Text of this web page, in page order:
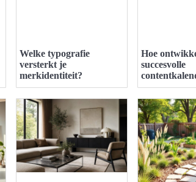
Welke typografie
versterkt je
merkidentiteit?
Hoe
succesvolle